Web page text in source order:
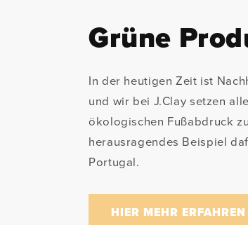
Grüne
In der heutigen Zeit ist
und wir bei J.Clay setzen
ökologischen Fußabdruck
herausragendes Beispiel
Portugal.
HIER MEHR ERFAHREN